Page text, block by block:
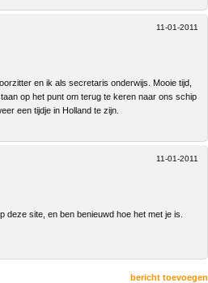
11-01-2011
en ik als secretaris onderwijs. Mooie tijd,
op het punt om terug te keren naar ons schip
een tijdje in Holland te zijn.
11-01-2011
site, en ben benieuwd hoe het met je is.
bericht toevoegen